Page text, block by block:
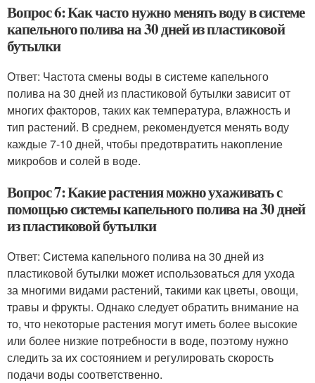
Вопрос 6: Как часто нужно менять воду в системе
капельного полива на 30 дней из пластиковой
бутылки
Ответ: Частота смены воды в системе капельного
полива на 30 дней из пластиковой бутылки зависит от
многих факторов, таких как температура, влажность и
тип растений. В среднем, рекомендуется менять воду
каждые 7-10 дней, чтобы предотвратить накопление
микробов и солей в воде.
Вопрос 7: Какие растения можно ухаживать с
помощью системы капельного полива на 30 дней
из пластиковой бутылки
Ответ: Система капельного полива на 30 дней из
пластиковой бутылки может использоваться для ухода
за многими видами растений, такими как цветы, овощи,
травы и фрукты. Однако следует обратить внимание на
то, что некоторые растения могут иметь более высокие
или более низкие потребности в воде, поэтому нужно
следить за их состоянием и регулировать скорость
подачи воды соответственно.